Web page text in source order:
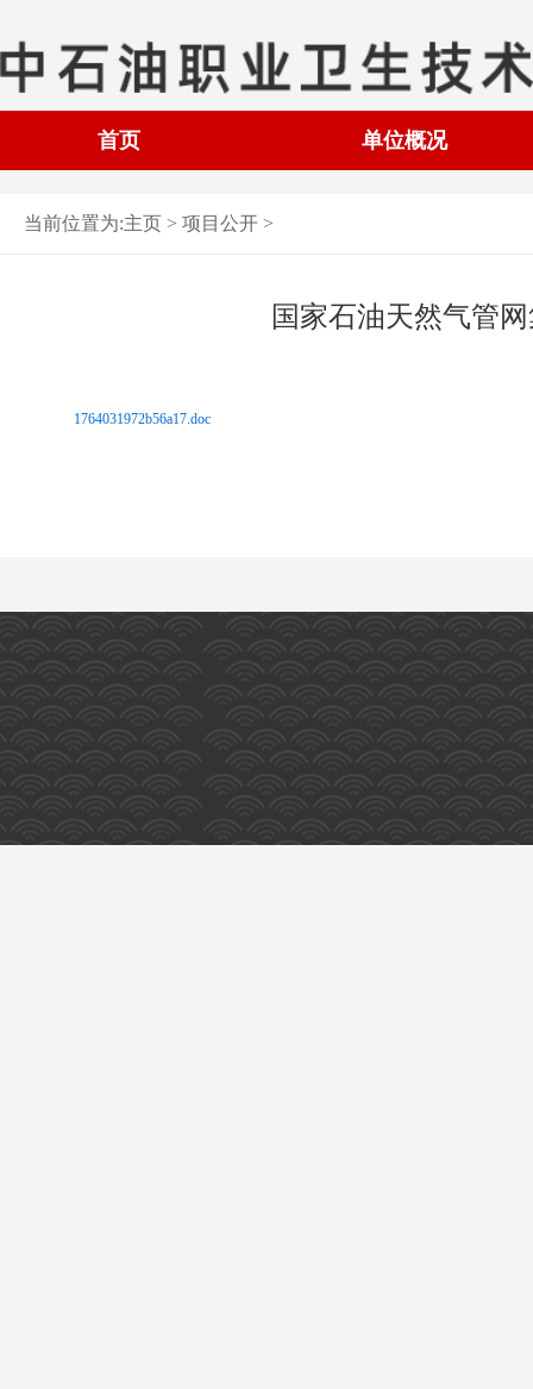
首页 单位概况
当前位置为:主页 > 项目公开 >
国家石油天然气管
1764031972b56a17.doc